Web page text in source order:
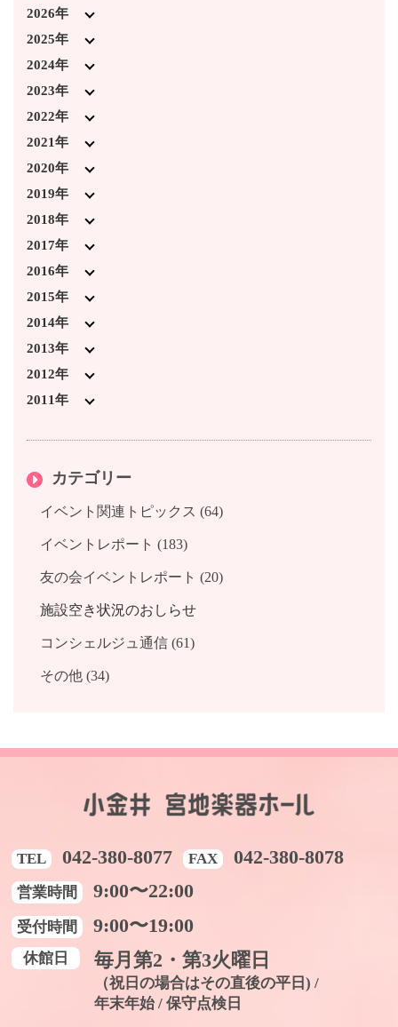
2026年
2026年7月 (3)
2026年4月 (1)
2026年3月 (5)
2026年2月 (2)
2026年1月 (2)
2025年
2025年12月 (5)
2025年11月 (1)
2025年10月 (3)
2025年9月 (5)
2025年8月 (2)
2025年7月 (4)
2025年6月 (3)
2025年3月 (1)
2025年2月 (5)
2025年1月 (1)
2024年
2024年12月 (3)
2024年11月 (4)
2024年10月 (2)
2024年9月 (6)
2024年7月 (5)
2024年4月 (1)
2024年3月 (4)
2024年2月 (3)
2024年1月 (5)
2023年
2023年12月 (6)
2023年11月 (8)
2023年10月 (3)
2023年9月 (6)
2023年8月 (2)
2023年7月 (2)
2023年6月 (1)
2023年4月 (1)
2023年3月 (5)
2023年2月 (4)
2023年1月 (1)
2022年
2022年12月 (6)
2022年11月 (7)
2022年10月 (5)
2022年9月 (5)
2022年8月 (5)
2022年7月 (1)
2022年3月 (2)
2022年2月 (5)
2022年1月 (1)
2021年
2021年12月 (5)
2021年11月 (5)
2021年10月 (2)
2021年9月 (2)
2021年7月 (4)
2021年6月 (2)
2021年3月 (3)
2021年2月 (3)
2021年1月 (2)
2020年
2020年12月 (4)
2020年11月 (2)
2020年10月 (1)
2020年3月 (2)
2020年2月 (2)
2020年1月 (3)
2019年
2019年12月 (2)
2019年11月 (3)
2019年10月 (5)
2019年9月 (3)
2019年8月 (2)
2019年7月 (3)
2019年6月 (2)
2019年4月 (3)
2019年1月 (3)
2018年
2018年12月 (7)
2018年11月 (2)
2018年10月 (6)
2018年9月 (2)
2018年8月 (1)
2018年7月 (2)
2018年6月 (2)
2018年3月 (2)
2018年1月 (1)
2017年
2017年12月 (1)
2017年11月 (1)
2017年10月 (2)
2017年9月 (1)
2017年7月 (3)
2017年6月 (2)
2017年3月 (2)
2017年2月 (1)
2016年
2016年12月 (2)
2016年11月 (1)
2016年10月 (2)
2016年9月 (1)
2016年8月 (1)
2016年5月 (1)
2016年4月 (1)
2016年2月 (1)
2016年1月 (3)
2015年
2015年12月 (3)
2015年11月 (1)
2015年10月 (2)
2015年9月 (1)
2015年6月 (3)
2015年5月 (2)
2015年3月 (3)
2015年2月 (2)
2015年1月 (1)
2014年
2014年12月 (2)
2014年11月 (2)
2014年10月 (3)
2014年6月 (3)
2014年3月 (6)
2014年1月 (3)
2013年
2013年12月 (4)
2013年11月 (3)
2013年8月 (3)
2013年7月 (1)
2013年4月 (1)
2013年2月 (1)
2013年1月 (2)
2012年
2012年12月 (1)
2012年8月 (3)
2012年7月 (1)
2011年
カテゴリー
イベント関連トピックス (64)
イベントレポート (183)
友の会イベントレポート (20)
施設空き状況のおしらせ
コンシェルジュ通信 (61)
その他 (34)
TEL 042-380-8077 FAX 042-380-8078
営業時間 9:00〜22:00
受付時間 9:00〜19:00
休館日 毎月第2・第3火曜日
（祝日の場合はその直後の平日) /
年末年始 / 保守点検日